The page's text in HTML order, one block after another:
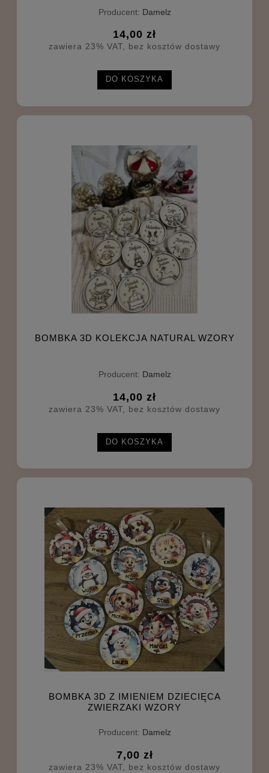
Producent: Damelz
14,00 zł
zawiera 23% VAT, bez kosztów dostawy
DO KOSZYKA
BOMBKA 3D KOLEKCJA NATURAL WZORY
Producent: Damelz
14,00 zł
zawiera 23% VAT, bez kosztów dostawy
DO KOSZYKA
BOMBKA 3D Z IMIENIEM DZIECIĘCA
ZWIERZAKI WZORY
Producent: Damelz
7,00 zł
zawiera 23% VAT, bez kosztów dostawy